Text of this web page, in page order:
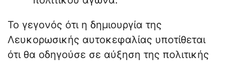
Το γεγονός ότι η δημιουργία της
Λευκορωσικής αυτοκεφαλίας υποτίθεται
ότι θα οδηγούσε σε αύξηση της πολιτικής